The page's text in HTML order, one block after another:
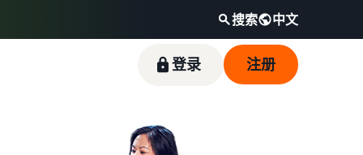
搜索 中文
通过热门畅销商品开启销售之旅
登录 注册